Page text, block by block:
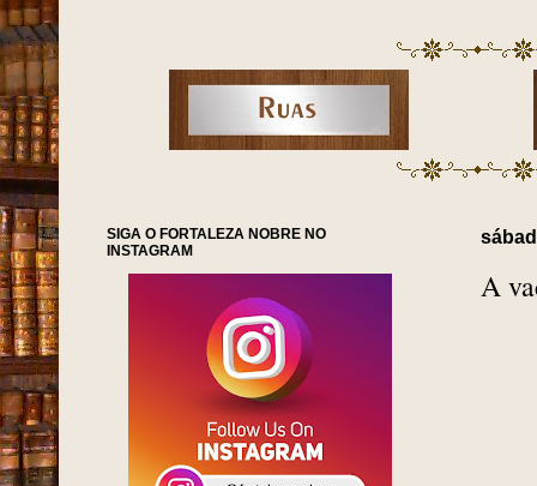
A
SIGA O FORTALEZA NOBRE NO
INSTAGRAM